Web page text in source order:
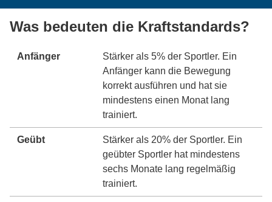
Was bedeuten die Kraftstandards?
Anfänger
Stärker als 5% der Sportler. Ein
Anfänger kann die Bewegung
korrekt ausführen und hat sie
mindestens einen Monat lang
trainiert.
Geübt
Stärker als 20% der Sportler. Ein
geübter Sportler hat mindestens
sechs Monate lang regelmäßig
trainiert.